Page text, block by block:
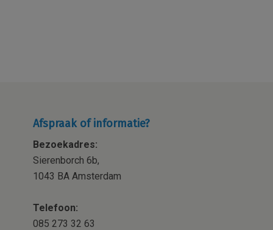
Afspraak of informatie?
Bezoekadres:
Sierenborch 6b,
1043 BA Amsterdam
Telefoon:
085 273 32 63